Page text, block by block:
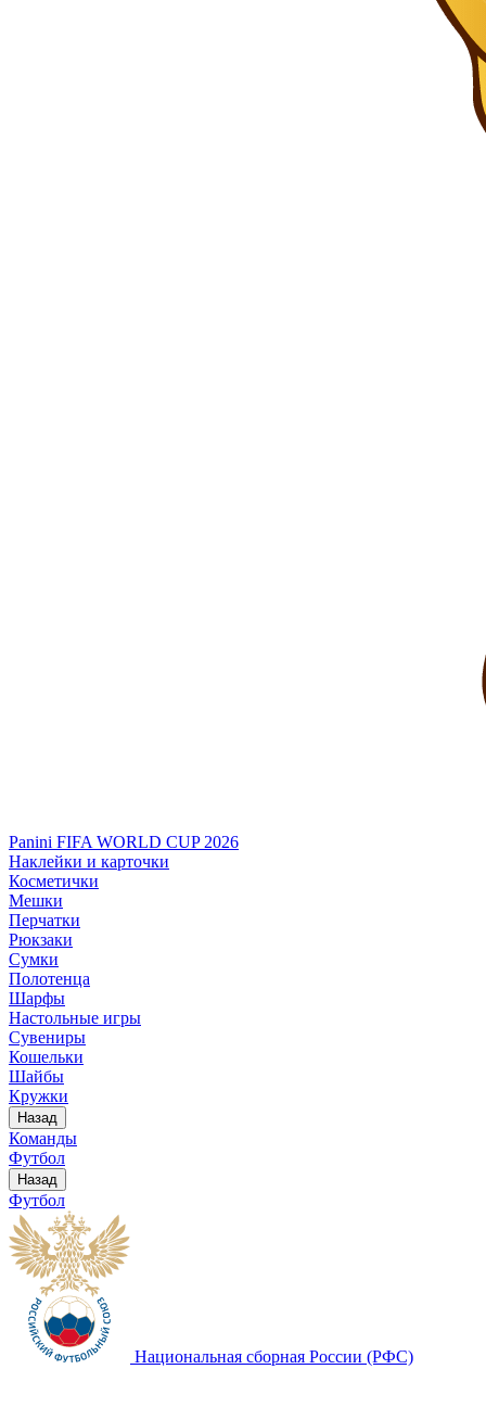
Panini FIFA WORLD CUP 2026
Наклейки и карточки
Косметички
Мешки
Перчатки
Рюкзаки
Сумки
Полотенца
Шарфы
Настольные игры
Сувениры
Кошельки
Шайбы
Кружки
Назад
Команды
Футбол
Назад
Футбол
Национальная сборная России (РФС)